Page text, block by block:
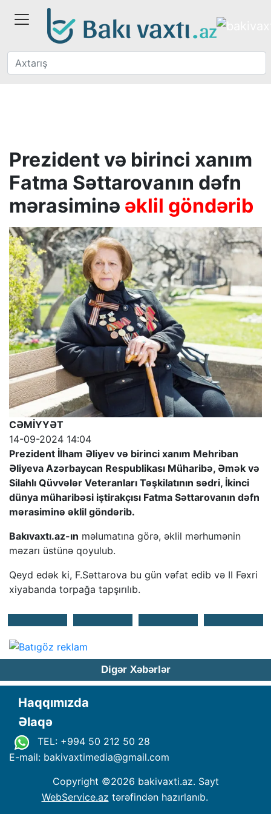
Prezident və birinci xanım
Fatma Səttarovanın dəfn
mərasiminə əklil göndərib
CƏMİYYƏT
14-09-2024 14:04
Prezident İlham Əliyev və birinci xanım Mehriban
Əliyeva Azərbaycan Respublikası Müharibə, Əmək və
Silahlı Qüvvələr Veteranları Təşkilatının sədri, İkinci
dünya müharibəsi iştirakçısı Fatma Səttarovanın dəfn
mərasiminə əklil göndərib.
Bakıvaxtı.az-ın məlumatına görə, əklil mərhumənin
məzarı üstünə qoyulub.
Qeyd edək ki, F.Səttarova bu gün vəfat edib və II Fəxri
xiyabanda torpağa tapşırılıb.
Digər Xəbərlər
Haqqımızda
Əlaqə
TEL: +994 50 212 50 28
E-mail: bakivaxtimedia@gmail.com
Copyright ©2026 bakivaxti.az. Sayt
WebService.az tərəfindən hazırlanıb.